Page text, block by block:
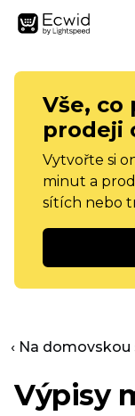
Vše,
prodeji
Vytvořte si
minut a
sítích nebo
‹ Na
Výpisy